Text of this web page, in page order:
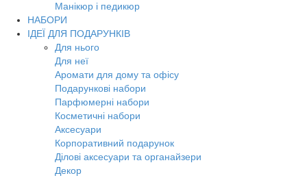
Манікюр і педикюр
НАБОРИ
ІДЕЇ ДЛЯ ПОДАРУНКІВ
Для нього
Для неї
Аромати для дому та офісу
Подарункові набори
Парфюмерні набори
Косметичні набори
Аксесуари
Корпоративний подарунок
Ділові аксесуари та органайзери
Декор